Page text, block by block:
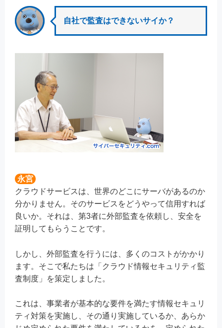
自社で監査はできないサイか？
永宮
クラウドサービスは、世界のどこにサーバがあるのか
分かりません。そのサービスをどうやって信用すれば
良いか。それは、第3者に外部監査を依頼し、安全を
証明してもらうことです。
しかし、外部監査を行うには、多くのコストがかかり
ます。そこで私たちは「クラウド情報セキュリティ監
査制度」を策定しました。
これは、事業者が基本的な要件を満たす情報セキュリ
ティ対策を実施し、その通り実施しているか、あらか